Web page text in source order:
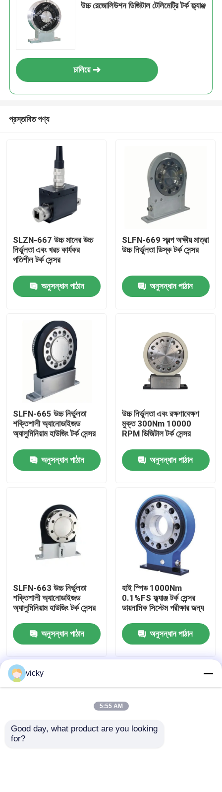
আমাদের সম্বন্ধে
কারখানা ভ্রমণ
যোগাযোগ করুন
খবর
টর্ক ডায়নামিটার
ইঞ্জিন টেস্ট ডায়নামিটার
মোটর টেস্ট ডায়নামিটার
ট্রান্সমিশন ডায়নামিটার
এসি ডায়নোমিটার
উচ্চ রেজোলিউশন ডিজিটাল টেলিমেট্রি টর্ক ফ্ল্যাঞ্জ
চালিয়ে
প্রস্তাবিত পণ্য
SLZN-667 উচ্চ মানের উচ্চ
নির্ভুলতা এবং খরচ কার্যকর
গতিশীল টর্ক সেন্সর
অনুসন্ধান পাঠান
SLFN-669 স্বল্প অক্ষীয় মাত্রা
উচ্চ নির্ভুলতা ডিস্ক টর্ক সেন্সর
অনুসন্ধান পাঠান
SLFN-665 উচ্চ নির্ভুলতা
শক্তিশালী অ্যানোডাইজড
অ্যালুমিনিয়াম হাউজিং টর্ক সেন্সর
অনুসন্ধান পাঠান
উচ্চ নির্ভুলতা এবং রক্ষণাবেক্ষণ
মুক্ত 300Nm 10000
RPM ডিজিটাল টর্ক সেন্সর
অনুসন্ধান পাঠান
SLFN-663 উচ্চ নির্ভুলতা
শক্তিশালী অ্যানোডাইজড
অ্যালুমিনিয়াম হাউজিং টর্ক সেন্সর
অনুসন্ধান পাঠান
হাই স্পিড 1000Nm
0.1%FS ফ্ল্যাঞ্জ টর্ক সেন্সর
ডায়নামিক সিস্টেম পরীক্ষার জন্য
অনুসন্ধান পাঠান
বাড়ি আমাদের সম্পর্কে
সাইট ম্যাপ
Privacy Policy
গুণটর্ক ডায়নামিটারচীন কারখানা.Copyright © 2026 Seelong
vicky
5:55 AM
Good day, what product are you looking
for?